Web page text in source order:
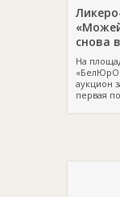
снова
На
аукцион
первая